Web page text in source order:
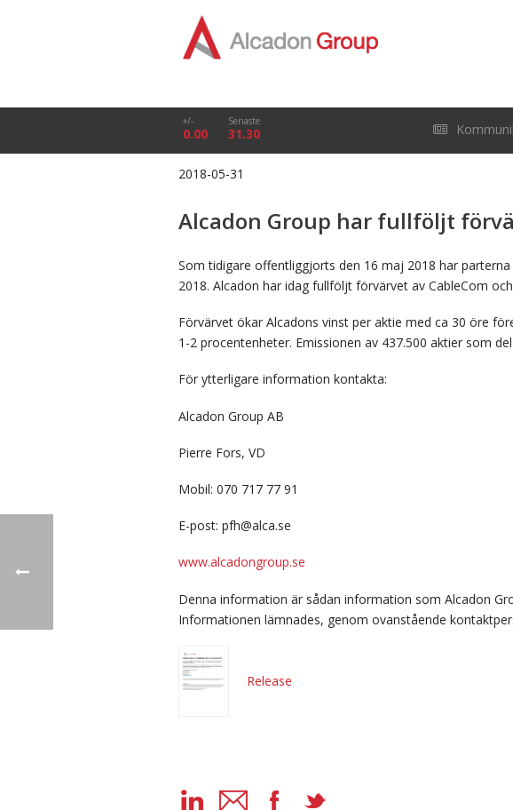
+/-
0.00
Senaste
31.30
2018-05-31
Alcadon Group har fullföljt
Som tidigare offentliggjorts den 16 maj 2018 har
2018. Alcadon har idag fullföljt förvärvet av CableCom
Förvärvet ökar Alcadons vinst per aktie med ca 30 öre
1-2 procentenheter. Emissionen av 437.500 aktier som
För ytterligare information kontakta:
Alcadon Group AB
Pierre Fors, VD
Mobil: 070 717 77 91
E-post: pfh@alca.se
www.alcadongroup.se
Denna information är sådan information som Alcadon
Informationen lämnades, genom ovanstående
Release